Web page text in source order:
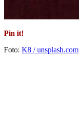
Pin it!
Foto: K8 / unsplash.com